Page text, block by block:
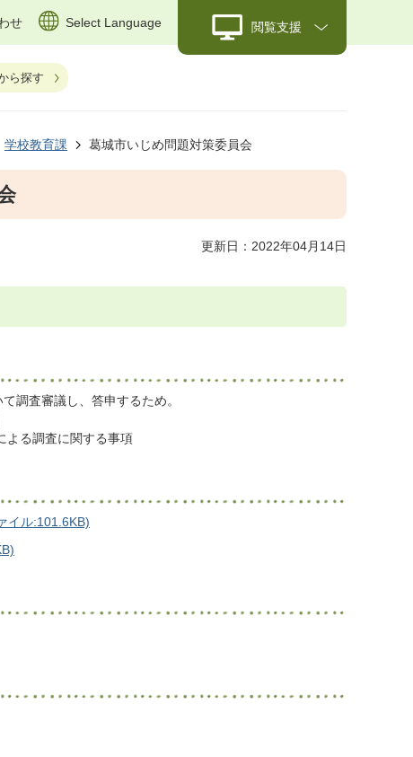
せ Select Language 閲覧支援
ら探す
学校教育課 葛城市いじめ問題対策委員会
更新日：2022年04月14日
調査審議し、答申するため。
よる調査に関する事項
イル:101.6KB)